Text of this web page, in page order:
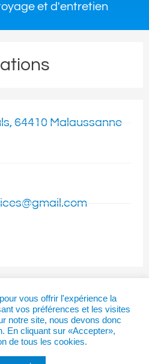
et d'entretien
64410 Malaussanne
T
w
i
t
F
a
c
vous offrir l'expérience la
vos préférences et les visites
notre site, nous devons donc
En cliquant sur «Accepter»,
de tous les cookies.